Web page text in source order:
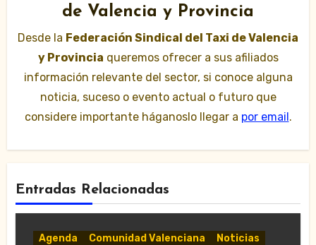
de Valencia y Provincia
Desde la Federación Sindical del Taxi de Valencia
y Provincia queremos ofrecer a sus afiliados
información relevante del sector, si conoce alguna
noticia, suceso o evento actual o futuro que
considere importante háganoslo llegar a por email.
Entradas Relacionadas
Agenda Comunidad Valenciana Noticias